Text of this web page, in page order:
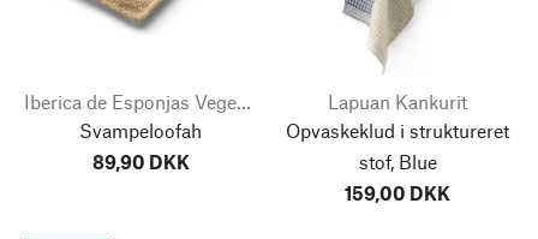
Svampeloofah
89,90 DKK
Lapuan Kankurit
Opvaskeklud i struktureret
stof, Blue
159,00 DKK